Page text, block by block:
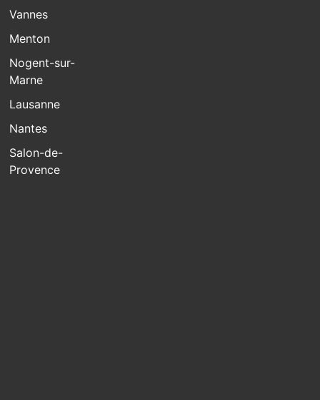
Vannes
Menton
Nogent-sur-
Marne
Lausanne
Nantes
Salon-de-
Provence